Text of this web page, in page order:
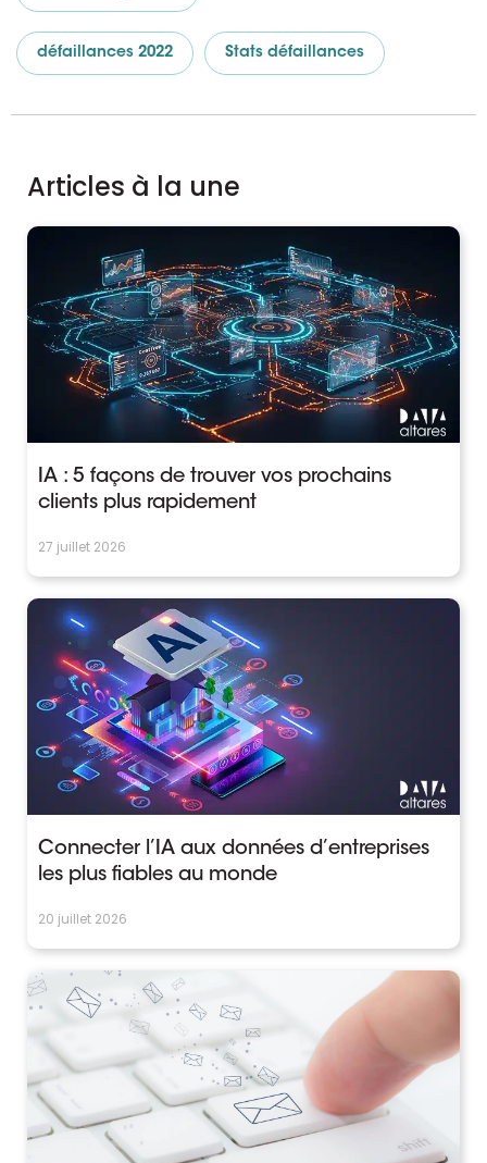
défaillances 2022 Stats défaillances
Articles à la une
IA : 5 façons de trouver vos prochains
clients plus rapidement
27 juillet 2026
Connecter l’IA aux données d’entreprises
les plus fiables au monde
20 juillet 2026